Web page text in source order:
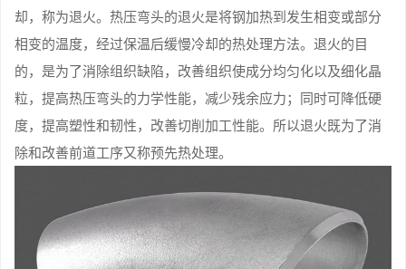
却，称为退火。热压弯头的退火是将钢加热到发生相变或部分
相变的温度，经过保温后缓慢冷却的热处理方法。退火的目
的，是为了消除组织缺陷，改善组织使成分均匀化以及细化晶
粒，提高热压弯头的力学性能，减少残余应力；同时可降低硬
度，提高塑性和韧性，改善切削加工性能。所以退火既为了消
除和改善前道工序又称预先热处理。